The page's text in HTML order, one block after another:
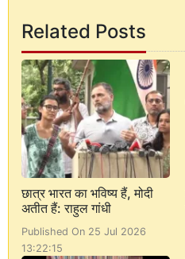
Related Posts
छात्र भारत का भविष्य हैं, मोदी
अतीत हैं: राहुल गांधी
Published On 25 Jul 2026
13:22:15